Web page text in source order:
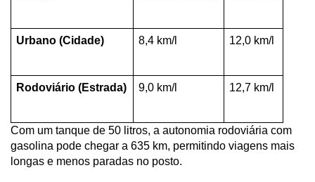
Urbano (Cidade) 8,4 km/l 12,0 km/l
Rodoviário (Estrada) 9,0 km/l 12,7 km/l
Com um tanque de 50 litros, a autonomia rodoviária com
gasolina pode chegar a 635 km, permitindo viagens mais
longas e menos paradas no posto.